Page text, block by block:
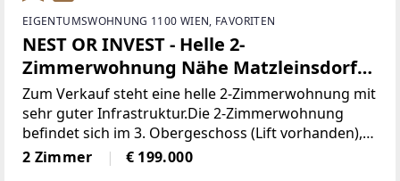
EIGENTUMSWOHNUNG 1100 WIEN, FAVORITEN
NEST OR INVEST - Helle 2-
Zimmerwohnung Nähe Matzleinsdorfer
Platz (in Zukunft mit U-bahn U5 Station)
Zum Verkauf steht eine helle 2-Zimmerwohnung mit
sehr guter Infrastruktur.Die 2-Zimmerwohnung
befindet sich im 3. Obergeschoss (Lift vorhanden),
bietet eine Nutzfläche von ca. 55 m² und eine
Loggia.Raumaufteilung:+ Wohnraum mit Zugang
2 Zimmer € 199.000